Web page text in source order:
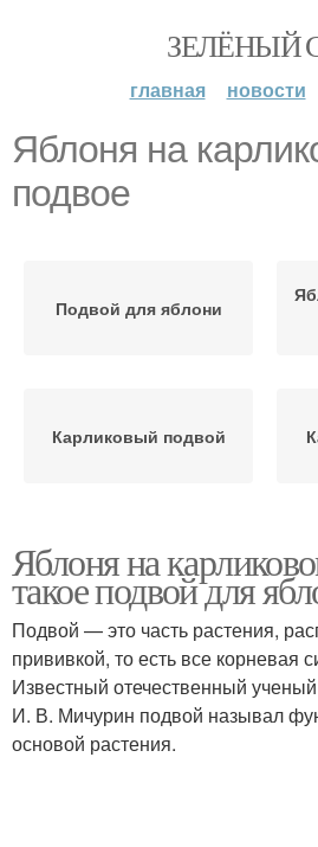
ЗЕЛЁНЫЙ
главная новости
Яблоня на
подвое
Подвой для яблони
Карликовый подвой
карликовом подвое
Яблоня на
такое подвой для
Подвой — это часть растения,
прививкой, то есть все корневая
Известный отечественный
И. В. Мичурин подвой называл
основой растения.